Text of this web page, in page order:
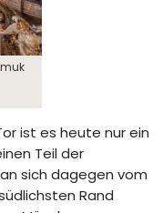
ist es heute nur ein
Teil der
sich dagegen vom
Rand